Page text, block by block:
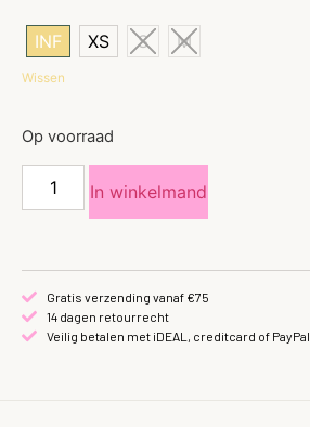
INF XS S M
Wissen
Op voorraad
In winkelmand
Gratis verzending vanaf €75
14 dagen retourrecht
Veilig betalen met iDEAL, creditcard of PayPal